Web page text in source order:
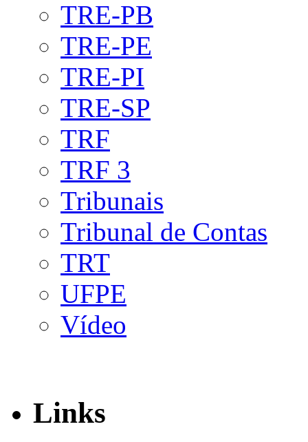
TRE-PB
TRE-PE
TRE-PI
TRE-SP
TRF
TRF 3
Tribunais
Tribunal de Contas
TRT
UFPE
Vídeo
Links